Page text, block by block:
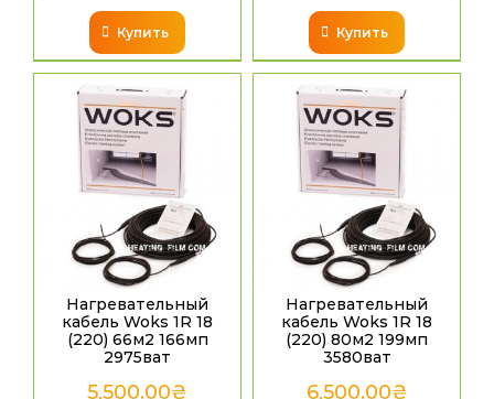
Купить Купить
Нагревательный
кабель Woks 1R 18
(220) 66м2 166мп
2975ват
5,500.00₴
Нагревательный
кабель Woks 1R 18
(220) 80м2 199мп
3580ват
6,500.00₴